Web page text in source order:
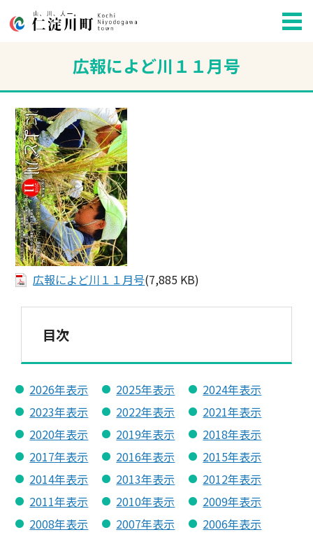
広報によど川１１月号
広報によど川１１月号(7,885 KB)
目次
2026年表示 2025年表示
2024年表示
2023年表示
2022年表示
2021年表示
2020年表示
2019年表示
2018年表示
2017年表示
2016年表示
2015年表示
2014年表示
2013年表示
2012年表示
2011年表示
2010年表示
2009年表示
2008年表示
2007年表示
2006年表示